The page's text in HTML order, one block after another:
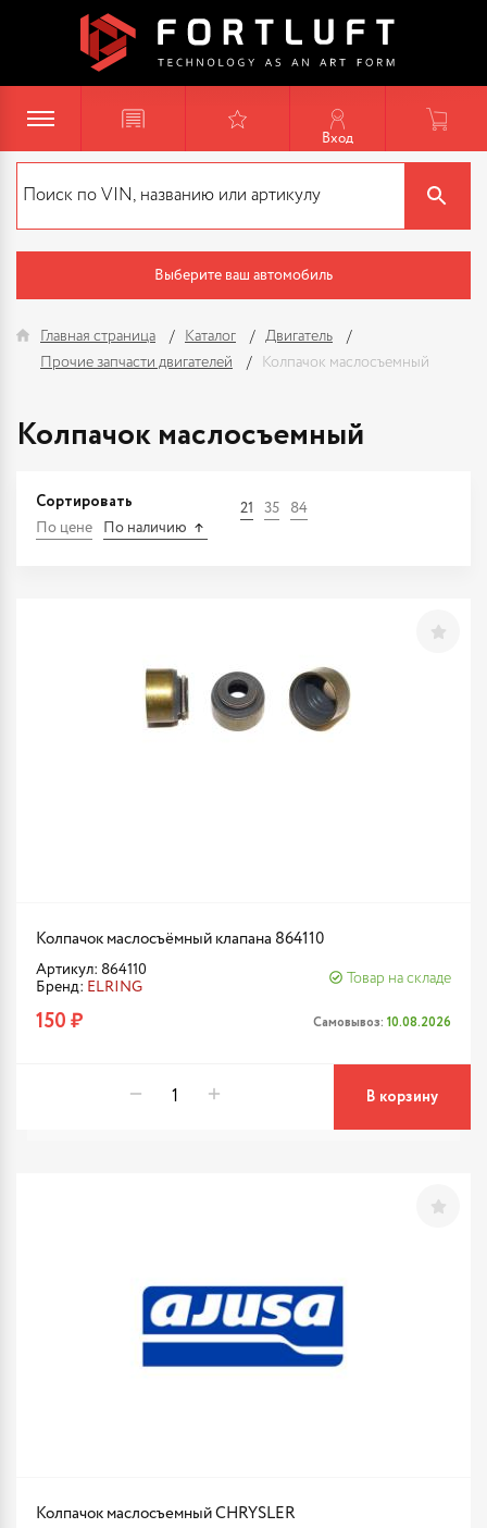
Вход
Выберите ваш автомобиль
Главная страница Каталог
Двигатель
Прочие запчасти двигателей
Колпачок маслосъемный
Колпачок маслосъемный
Сортировать
По цене По наличию
21 35 84
Колпачок маслосъёмный клапана 864110
Артикул: 864110
Бренд: ELRING
Товар на складе
150 ₽ Самовывоз: 10.08.2026
В корзину
Колпачок маслосъемный CHRYSLER